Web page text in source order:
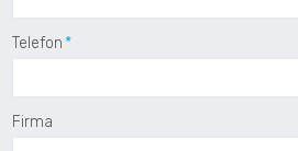
Telefon
Firma